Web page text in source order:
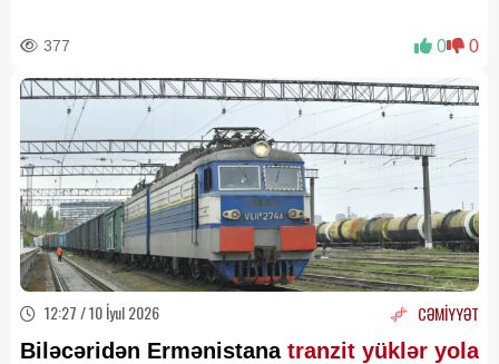
377 0 0
12:27 / 10 İyul 2026 CƏMİYYƏT
Biləcəridən Ermənistana tranzit yüklər yola